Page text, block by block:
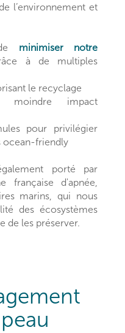
l’environnement et
minimiser notre
à de multiples
le recyclage
impact
pour privilégier
ocean-friendly
porté par
française d'apnée,
marins, qui nous
des écosystèmes
de les préserver.